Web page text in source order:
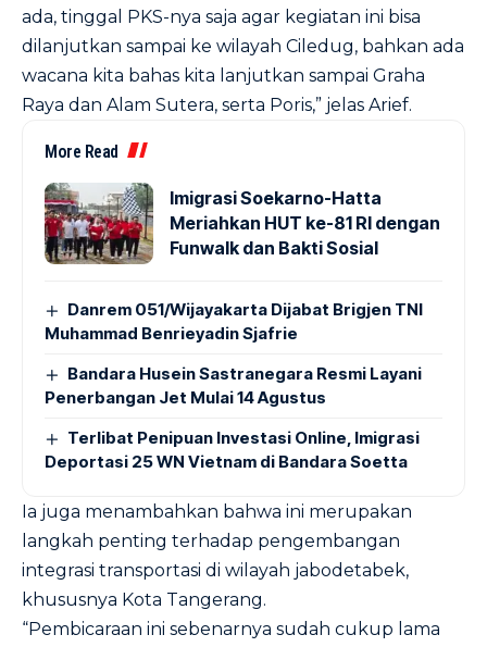
ada, tinggal PKS-nya saja agar kegiatan ini bisa
dilanjutkan sampai ke wilayah Ciledug, bahkan ada
wacana kita bahas kita lanjutkan sampai Graha
Raya dan Alam Sutera, serta Poris,” jelas Arief.
More Read
Imigrasi Soekarno-Hatta
Meriahkan HUT ke-81 RI dengan
Funwalk dan Bakti Sosial
Danrem 051/Wijayakarta Dijabat Brigjen TNI
Muhammad Benrieyadin Sjafrie
Bandara Husein Sastranegara Resmi Layani
Penerbangan Jet Mulai 14 Agustus
Terlibat Penipuan Investasi Online, Imigrasi
Deportasi 25 WN Vietnam di Bandara Soetta
Ia juga menambahkan bahwa ini merupakan
langkah penting terhadap pengembangan
integrasi transportasi di wilayah jabodetabek,
khususnya Kota Tangerang.
“Pembicaraan ini sebenarnya sudah cukup lama